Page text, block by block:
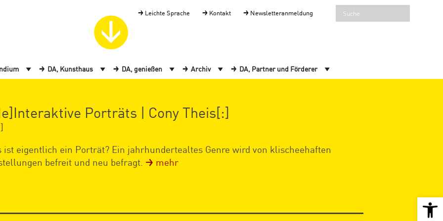
Leichte Sprache Kontakt Newsletteranmeldung
DA, Kunsthaus DA, genießen Archiv DA, Partner und Förderer
Porträts | Cony Theis[:]
ist eigentlich ein Porträt? Ein jahrhundertealtes Genre wird von klischeehaften
befreit und neu befragt.
mehr